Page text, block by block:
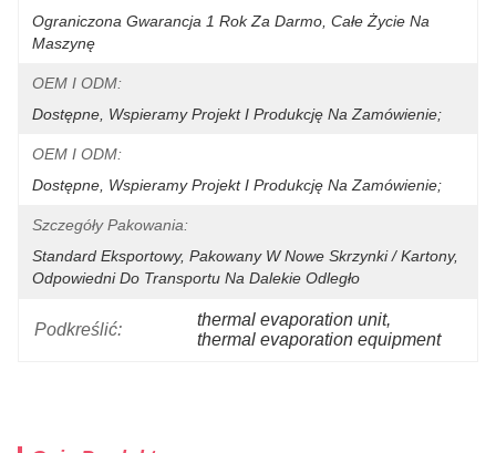
Ograniczona Gwarancja 1 Rok Za Darmo, Całe Życie Na
Maszynę
OEM I ODM:
Dostępne, Wspieramy Projekt I Produkcję Na Zamówienie;
OEM I ODM:
Dostępne, Wspieramy Projekt I Produkcję Na Zamówienie;
Szczegóły Pakowania:
Standard Eksportowy, Pakowany W Nowe Skrzynki / Kartony,
Odpowiedni Do Transportu Na Dalekie Odległo
Podkreślić:
thermal evaporation unit,
thermal evaporation equipment